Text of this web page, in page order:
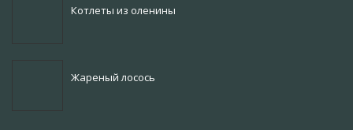
Котлеты из оленины
Жареный лосось